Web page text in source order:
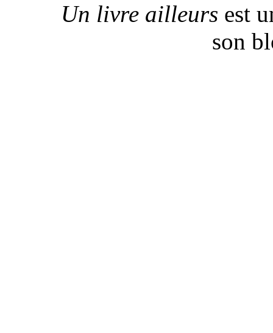
Un livre ailleurs est
son